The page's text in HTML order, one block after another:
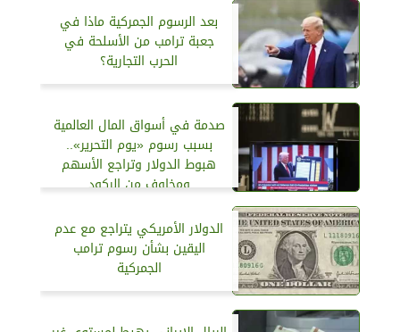
بعد الرسوم الجمركية ماذا في
جعبة ترامب من الأسلحة في
الحرب التجارية؟
صدمة في أسواق المال العالمية
بسبب رسوم «يوم التحرير»..
هبوط الدولار وتراجع الأسهم
ومخاوف من الركود
الدولار الأمريكي يتراجع مع عدم
اليقين بشأن رسوم ترامب
الجمركية